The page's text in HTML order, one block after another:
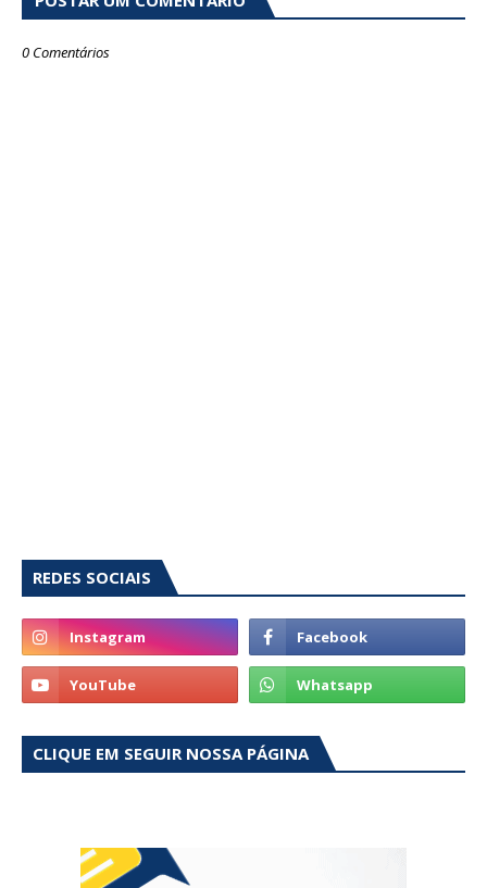
0 Comentários
REDES SOCIAIS
CLIQUE EM SEGUIR NOSSA PÁGINA